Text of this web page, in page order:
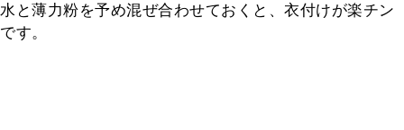
水と薄力粉を予め混ぜ合わせておくと、衣付けが楽チン
です。